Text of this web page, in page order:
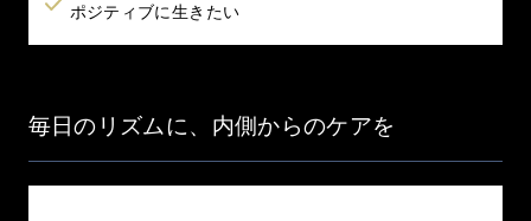
ポジティブに生きたい
毎日のリズムに、内側からのケアを